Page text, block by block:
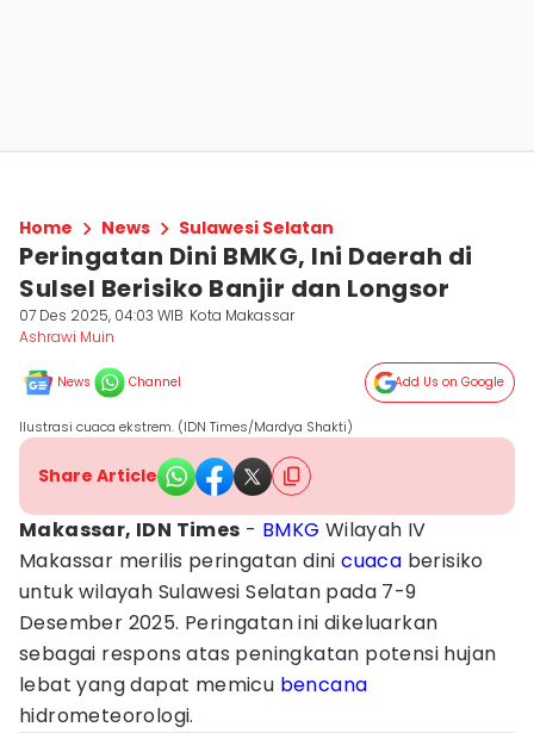
Home News Sulawesi Selatan
Peringatan Dini BMKG, Ini Daerah di
Sulsel Berisiko Banjir dan Longsor
07 Des 2025, 04:03 WIB Kota Makassar
Ashrawi Muin
News Channel Add Us on Google
Ilustrasi cuaca ekstrem. (IDN Times/Mardya Shakti)
Share Article
Makassar, IDN Times - BMKG Wilayah IV
Makassar merilis peringatan dinicuaca berisiko
untuk wilayah Sulawesi Selatan pada 7-9
Desember 2025. Peringatan ini dikeluarkan
sebagai respons atas peningkatan potensi hujan
lebat yang dapat memicu bencana
hidrometeorologi.